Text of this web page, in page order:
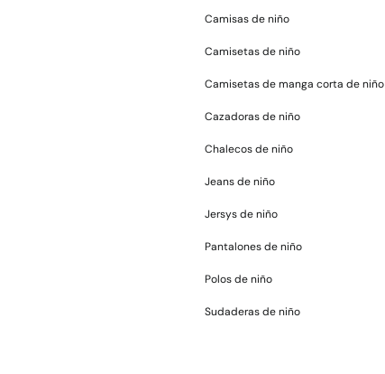
Camisas de niño
Camisetas de niño
Camisetas de manga corta de niño
Cazadoras de niño
Chalecos de niño
Jeans de niño
Jersys de niño
Pantalones de niño
Polos de niño
Sudaderas de niño